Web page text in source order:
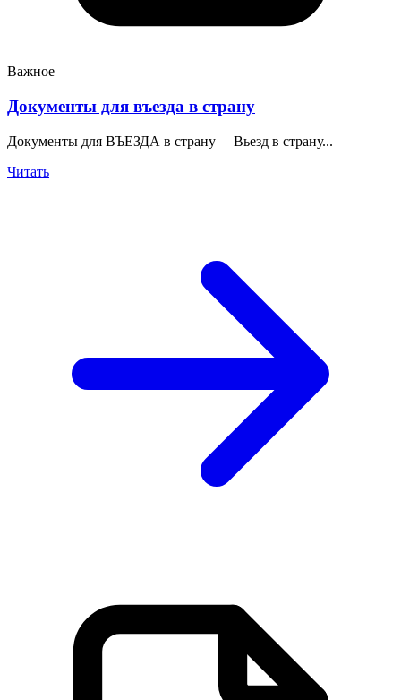
Важное
Документы для въезда в страну
Документы для ВЪЕЗДА в страну Вьезд в страну...
Читать